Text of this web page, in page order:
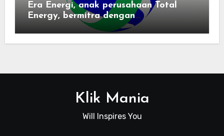
Era Energi, anak perusahaan Total
Energy, bermitra dengan
Zhuochuangtong untuk mempercepat
Klik Mania
Will Inspires You